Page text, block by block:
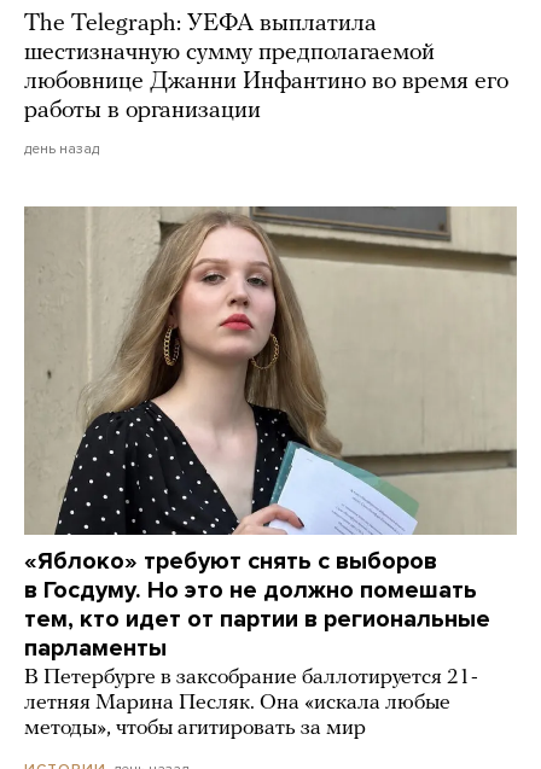
The Telegraph: УЕФА выплатила
шестизначную сумму предполагаемой
любовнице Джанни Инфантино во время его
работы в организации
день назад
«Яблоко» требуют снять с выборов
в Госдуму. Но это не должно помешать
тем, кто идет от партии в региональные
парламенты
В Петербурге в заксобрание баллотируется 21-
летняя Марина Песляк. Она «искала любые
методы», чтобы агитировать за мир